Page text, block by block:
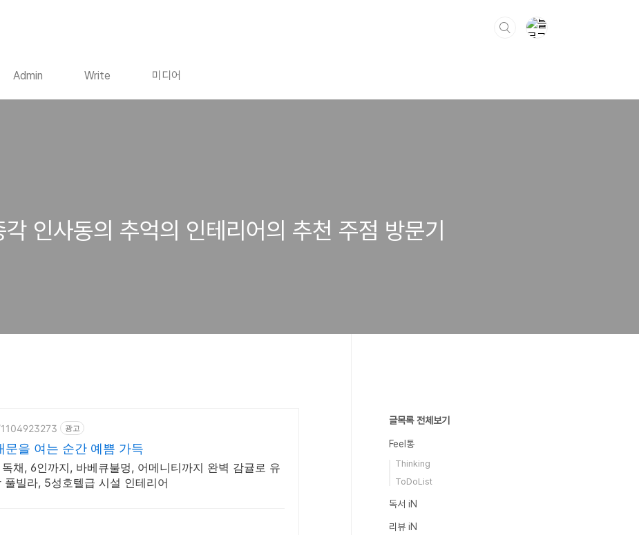
Admin Write 미디어
인사동의 추억의 인테리어의 추천 주점 방문기
광고
을 여는 순간 예쁨 가득
채, 6인까지, 바베큐불멍, 어메니티까지 완벽 감귤로 유
빌라, 5성호텔급 시설 인테리어
글목록 전체보기
Feel통
Thinking
ToDoList
독서 iN
리뷰 iN